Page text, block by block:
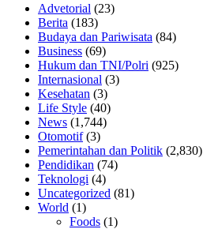
Advetorial (23)
Berita (183)
Budaya dan Pariwisata (84)
Business (69)
Hukum dan TNI/Polri (925)
Internasional (3)
Kesehatan (3)
Life Style (40)
News (1,744)
Otomotif(3)
Pemerintahan dan Politik (2,830)
Pendidikan (74)
Teknologi (4)
Uncategorized (81)
World (1)
Foods (1)